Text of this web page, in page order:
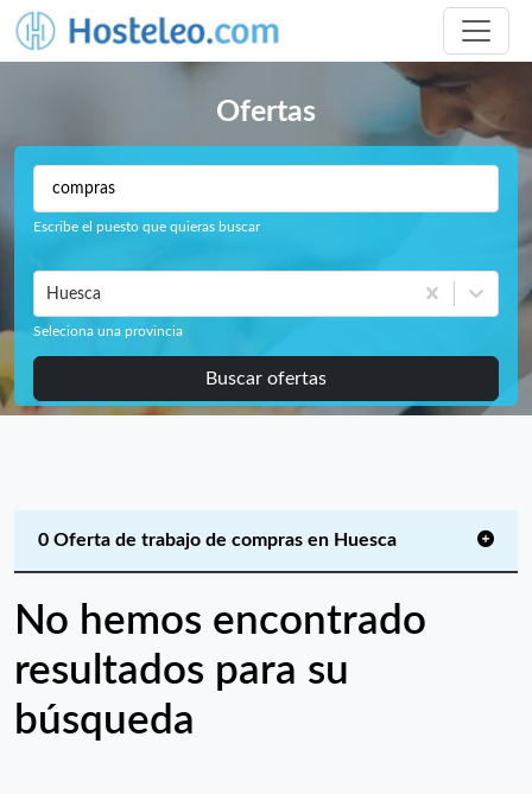
Ofertas
Escribe el puesto que quieras buscar
Huesca
Seleciona una provincia
Buscar ofertas
0 Oferta de trabajo de compras en Huesca
No hemos encontrado
resultados para su
búsqueda